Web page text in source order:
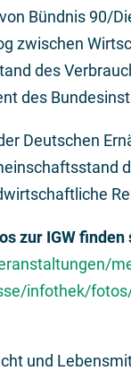
Bündnis 90/
zwischen
des
des
Deutschen
zur IGW finden
infothek/
und